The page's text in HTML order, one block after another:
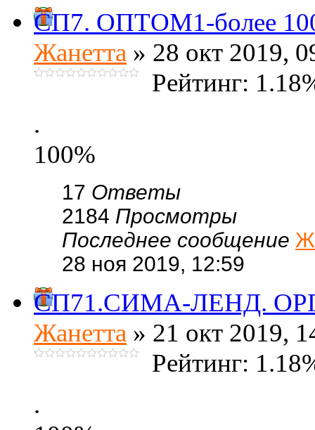
СП7. ОПТОМ1-более
Жанетта » 28 окт 2019,
Рейтинг:
.
100%
17 Ответы
2184 Просмотры
Последнее сообщение
28 ноя 2019, 12:59
СП71.СИМА-ЛЕНД. ОРГ
Жанетта » 21 окт 2019,
Рейтинг:
.